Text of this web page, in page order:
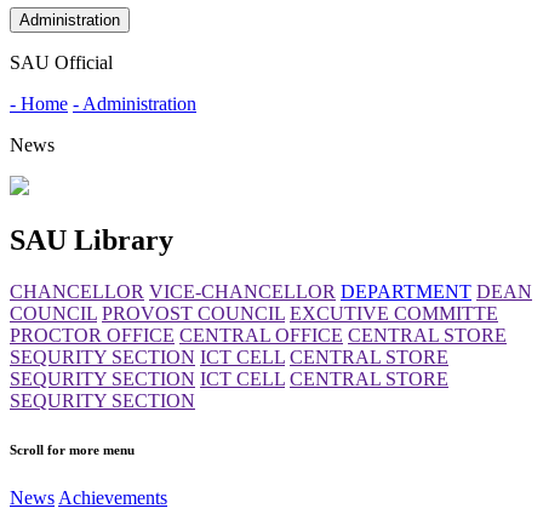
Administration
SAU Official
- Home - Administration
News
SAU Library
CHANCELLOR VICE-CHANCELLOR DEPARTMENT DEAN
COUNCIL PROVOST COUNCIL EXCUTIVE COMMITTE
PROCTOR OFFICE CENTRAL OFFICE CENTRAL STORE
SEQURITY SECTION ICT CELL CENTRAL STORE
SEQURITY SECTION ICT CELL CENTRAL STORE
SEQURITY SECTION
Scroll for more menu
News Achievements